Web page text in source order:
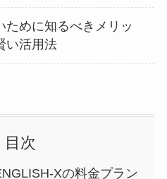
ために知るべきメリッ
い活用法
目次
Xの料金プラン